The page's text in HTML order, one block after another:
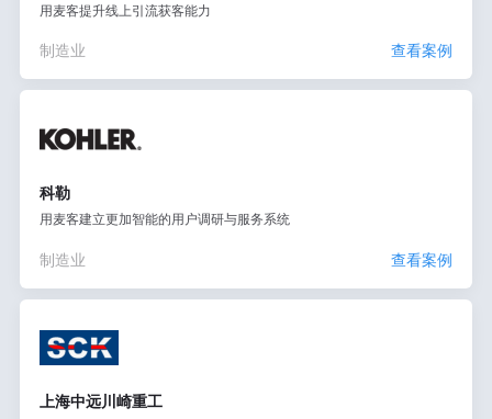
用麦客提升线上引流获客能力
制造业 查看案例
科勒
用麦客建立更加智能的用户调研与服务系统
制造业 查看案例
上海中远川崎重工